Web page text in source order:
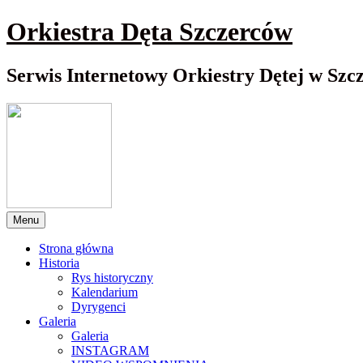
Przewiń
do
Orkiestra Dęta Szczerców
Serwis Internetowy Orkiestry Dętej w
Menu
Strona główna
Historia
Rys historyczny
Kalendarium
Dyrygenci
Galeria
Galeria
INSTAGRAM